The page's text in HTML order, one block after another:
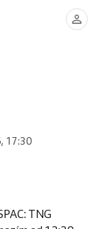
17:30
TNG